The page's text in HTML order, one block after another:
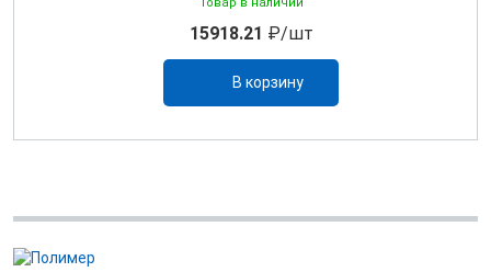
15918.21 ₽/шт
В корзину